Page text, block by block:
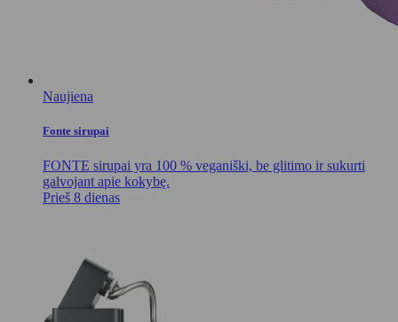
Naujiena
Fonte sirupai
FONTE sirupai yra 100 % veganiški, be glitimo ir sukurti
galvojant apie kokybę.
Prieš 8 dienas